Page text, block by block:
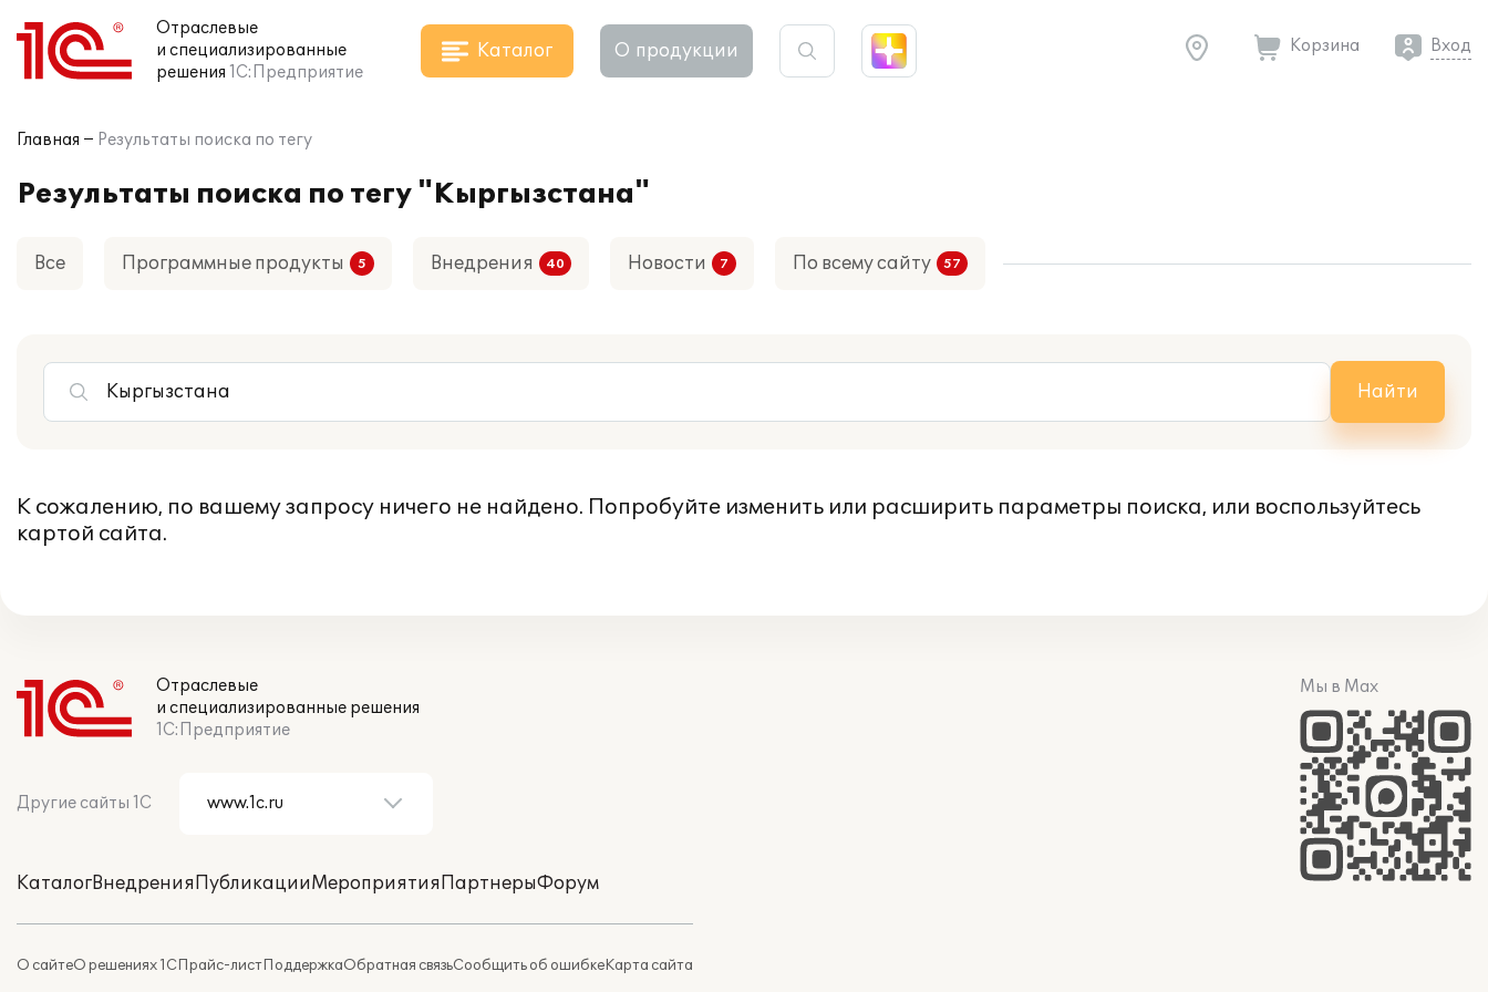
Отраслевые
и специализированные
решения 1С:Предприятие
Каталог О продукции Корзина Вход
Главная Результаты поиска по тегу
Результаты поиска по тегу "Кыргызстана"
Все Программные продукты Внедрения Новости По всему сайту
Найти
К сожалению, по вашему запросу ничего не найдено. Попробуйте изменить или расширить параметры поиска, или воспользуйтесь
картой сайта.
Отраслевые
и специализированные решения
1С:Предприятие
Другие сайты 1С
КаталогВнедренияПубликацииМероприятияПартнерыФорум
О сайтеО решениях 1СПрайс-листПоддержкаОбратная связьСообщить об ошибкеКарта сайта
Мы в Max